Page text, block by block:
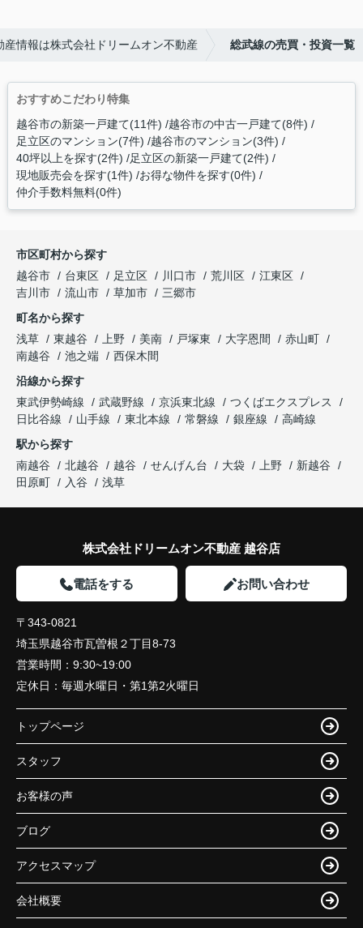
産情報は株式会社ドリームオン不動産 総武線の売買・投資一覧
おすすめこだわり特集
越谷市の新築一戸建て(11件) 越谷市の中古一戸建て(8件)
足立区のマンション(7件) 越谷市のマンション(3件)
40坪以上を探す(2件) 足立区の新築一戸建て(2件)
現地販売会を探す(1件) お得な物件を探す(0件)
仲介手数料無料(0件)
市区町村から探す
越谷市
台東区 足立区 川口市 荒川区
江東区
吉川市
流山市 草加市
三郷市
町名から探す
浅草
東越谷 上野 美南 戸塚東 大字恩間
赤山町
南越谷
池之端
西保木間
沿線から探す
東武伊勢崎線
武蔵野線 京浜東北線
つくばエクスプレス
日比谷線
山手線 東北本線 常磐線 銀座線
高崎線
駅から探す
南越谷
北越谷 越谷 せんげん台 大袋 上野
新越谷
田原町
入谷 浅草
株式会社ドリームオン不動産 越谷店
電話をする お問い合わせ
〒343-0821
埼玉県越谷市瓦曽根２丁目8-73
営業時間： 9:30~19:00
定休日： 毎週水曜日・第1第2火曜日
トップページ
スタッフ
お客様の声
ブログ
アクセスマップ
会社概要